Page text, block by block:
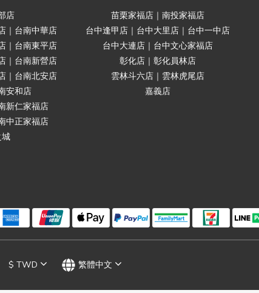
店
｜台南中華店
｜台南東平店
｜台南新營店
｜台南北安店
安和店
新仁家福店
中正家福店
苗栗家福店｜南投家福店
台中逢甲店｜台中大里店｜台中一中店
台中大連店｜台中文心家福店
彰化店｜彰化員林店
雲林斗六店｜雲林虎尾店
嘉義店
$ TWD 繁體中文